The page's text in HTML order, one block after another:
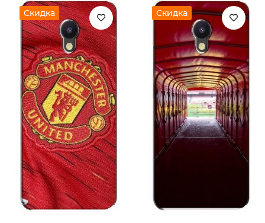
Скидка Скидка